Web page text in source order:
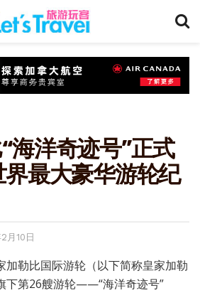
海洋奇迹号”正式
最大豪华游轮纪
月10日
加勒比国际游轮（以下简称皇家加勒
下第26艘游轮——“海洋奇迹号”